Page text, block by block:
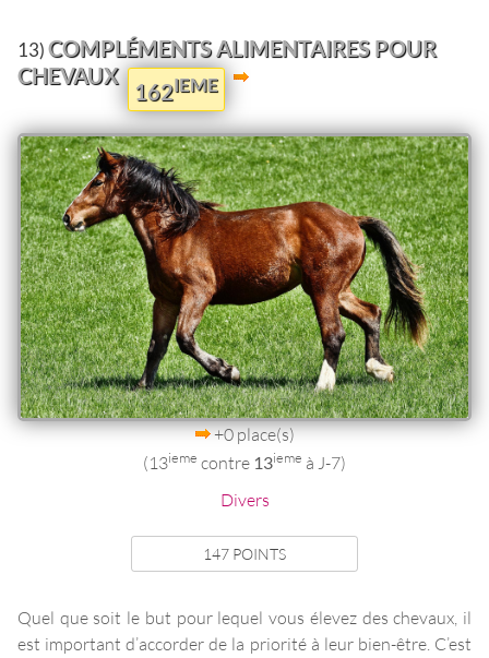
13)COMPLÉMENTS ALIMENTAIRES POUR
CHEVAUX
162IEME
+0 place(s)
(13ieme contre 13ieme à J-7)
Divers
147 POINTS
Quel que soit le but pour lequel vous élevez des chevaux, il
est important d’accorder de la priorité à leur bien-être. C’est